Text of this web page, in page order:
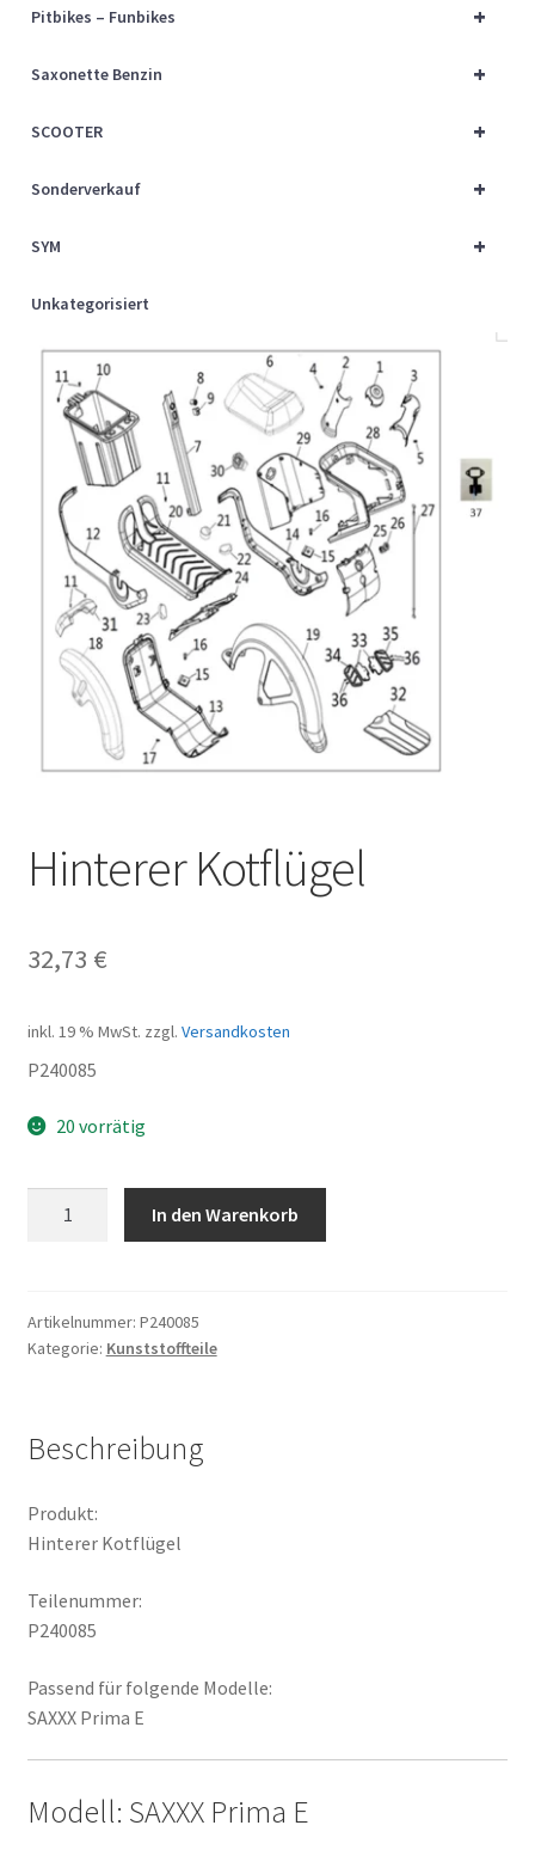
+
Pitbikes – Funbikes
+
Saxonette Benzin
+
SCOOTER
+
Sonderverkauf
+
SYM
Unkategorisiert
Hinterer Kotflügel
32,73 €
inkl. 19 % MwSt. zzgl. Versandkosten
P240085
20 vorrätig
In den Warenkorb
Artikelnummer: P240085
Kategorie: Kunststoffteile
Beschreibung
Produkt:
Hinterer Kotflügel
Teilenummer:
P240085
Passend für folgende Modelle:
SAXXX Prima E
Modell: SAXXX Prima E